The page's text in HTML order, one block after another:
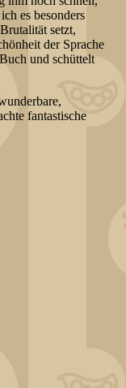
es besonders
setzt,
der Sprache
und schüttelt
fantastische